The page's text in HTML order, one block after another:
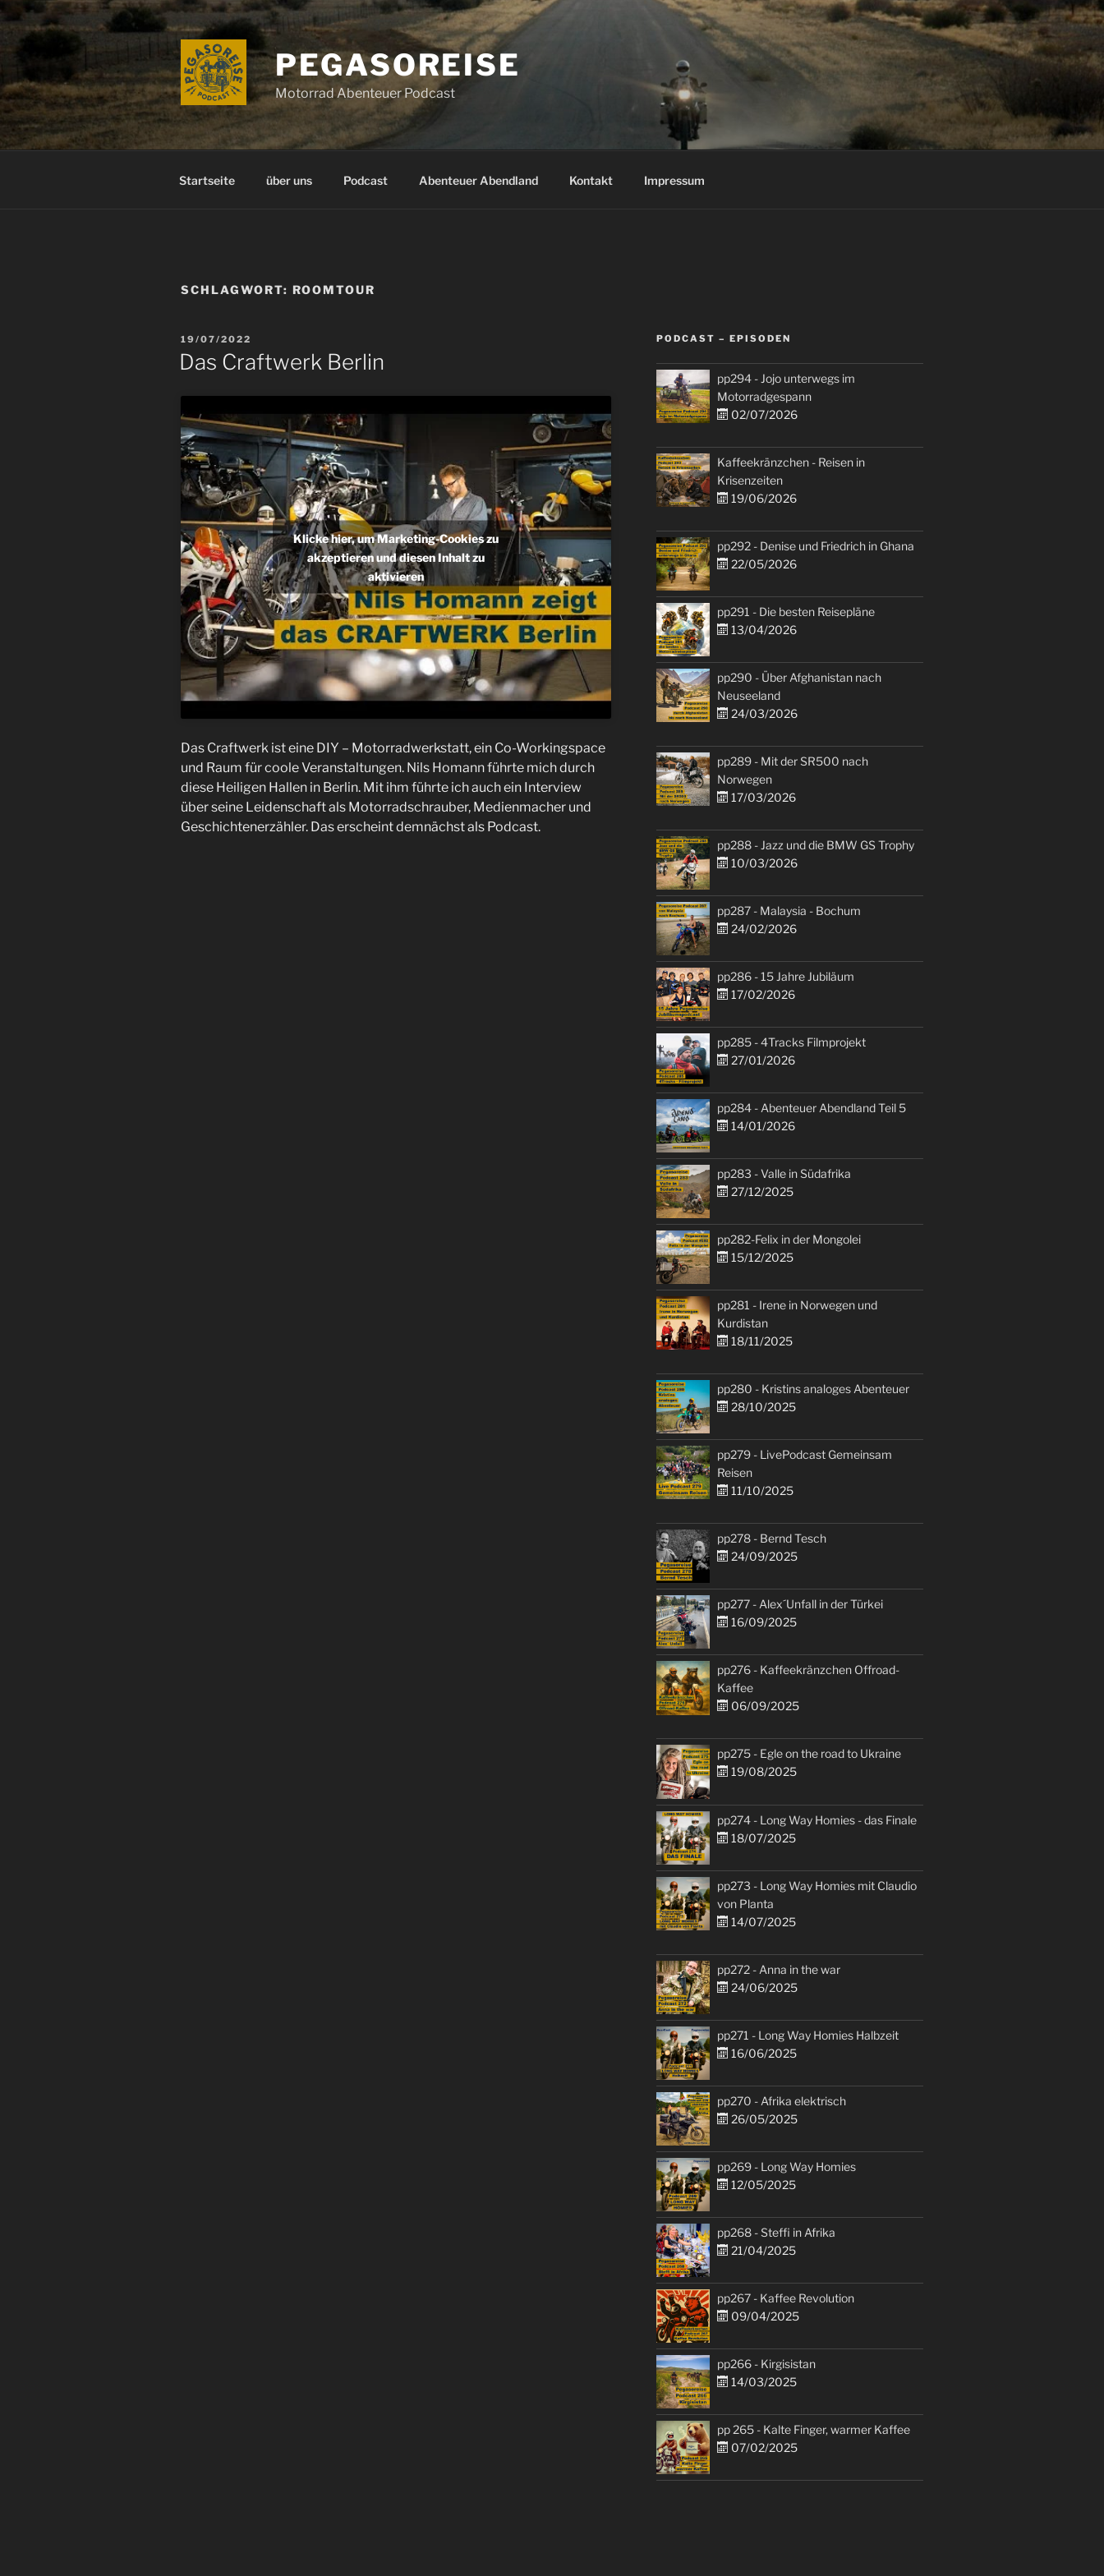
Zum
Inhalt
springen
PEGASOREISE
Motorrad Abenteuer Podcast
Startseite über uns Podcast Abenteuer Abendland Kontakt Impressum
SCHLAGWORT: ROOMTOUR
VERÖFFENTLICHT
AM
19/07/2022
Das Craftwerk Berlin
Klicke hier, um Marketing-Cookies zu
akzeptieren und diesen Inhalt zu
aktivieren
Das Craftwerk ist eine DIY – Motorradwerkstatt, ein Co-Workingspace
und Raum für coole Veranstaltungen. Nils Homann führte mich durch
diese Heiligen Hallen in Berlin. Mit ihm führte ich auch ein Interview
über seine Leidenschaft als Motorradschrauber, Medienmacher und
Geschichtenerzähler. Das erscheint demnächst als Podcast.
PODCAST – EPISODEN
pp294 - Jojo unterwegs im
Motorradgespann
02/07/2026
Kaffeekränzchen - Reisen in
Krisenzeiten
19/06/2026
pp292 - Denise und Friedrich in Ghana
22/05/2026
pp291 - Die besten Reisepläne
13/04/2026
pp290 - Über Afghanistan nach
Neuseeland
24/03/2026
pp289 - Mit der SR500 nach
Norwegen
17/03/2026
pp288 - Jazz und die BMW GS Trophy
10/03/2026
pp287 - Malaysia - Bochum
24/02/2026
pp286 - 15 Jahre Jubiläum
17/02/2026
pp285 - 4Tracks Filmprojekt
27/01/2026
pp284 - Abenteuer Abendland Teil 5
14/01/2026
pp283 - Valle in Südafrika
27/12/2025
pp282-Felix in der Mongolei
15/12/2025
pp281 - Irene in Norwegen und
Kurdistan
18/11/2025
pp280 - Kristins analoges Abenteuer
28/10/2025
pp279 - LivePodcast Gemeinsam
Reisen
11/10/2025
pp278 - Bernd Tesch
24/09/2025
pp277 - Alex´Unfall in der Türkei
16/09/2025
pp276 - Kaffeekränzchen Offroad-
Kaffee
06/09/2025
pp275 - Egle on the road to Ukraine
19/08/2025
pp274 - Long Way Homies - das Finale
18/07/2025
pp273 - Long Way Homies mit Claudio
von Planta
14/07/2025
pp272 - Anna in the war
24/06/2025
pp271 - Long Way Homies Halbzeit
16/06/2025
pp270 - Afrika elektrisch
26/05/2025
pp269 - Long Way Homies
12/05/2025
pp268 - Steffi in Afrika
21/04/2025
pp267 - Kaffee Revolution
09/04/2025
pp266 - Kirgisistan
14/03/2025
pp 265 - Kalte Finger, warmer Kaffee
07/02/2025